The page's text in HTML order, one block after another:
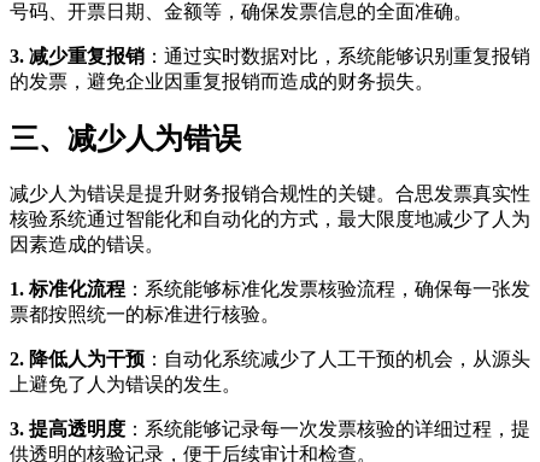
号码、开票日期、金额等，确保发票信息的全面准确。
3. 减少重复报销 ：通过实时数据对比，系统能够识别重复报销
的发票，避免企业因重复报销而造成的财务损失。
三、减少人为错误
减少人为错误是提升财务报销合规性的关键。合思发票真实性
核验系统通过智能化和自动化的方式，最大限度地减少了人为
因素造成的错误。
1. 标准化流程 ：系统能够标准化发票核验流程，确保每一张发
票都按照统一的标准进行核验。
2. 降低人为干预 ：自动化系统减少了人工干预的机会，从源头
上避免了人为错误的发生。
3. 提高透明度 ：系统能够记录每一次发票核验的详细过程，提
供透明的核验记录，便于后续审计和检查。